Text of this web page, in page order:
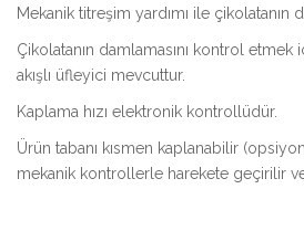
Mekanik titreşim yardımı ile çikolatanın
Çikolatanın damlamasını kontrol etmek
akışlı üfleyici mevcuttur.
Kaplama hızı elektronik kontrollüdür.
Ürün tabanı kısmen kaplanabilir
mekanik kontrollerle harekete geçirilir